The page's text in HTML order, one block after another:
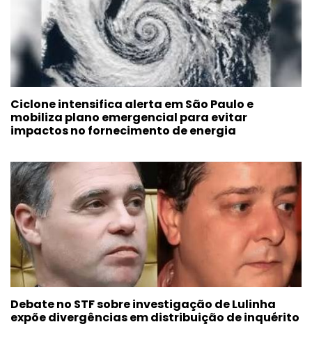
Ciclone intensifica alerta em São Paulo e
mobiliza plano emergencial para evitar
impactos no fornecimento de energia
Debate no STF sobre investigação de Lulinha
expõe divergências em distribuição de inquérito